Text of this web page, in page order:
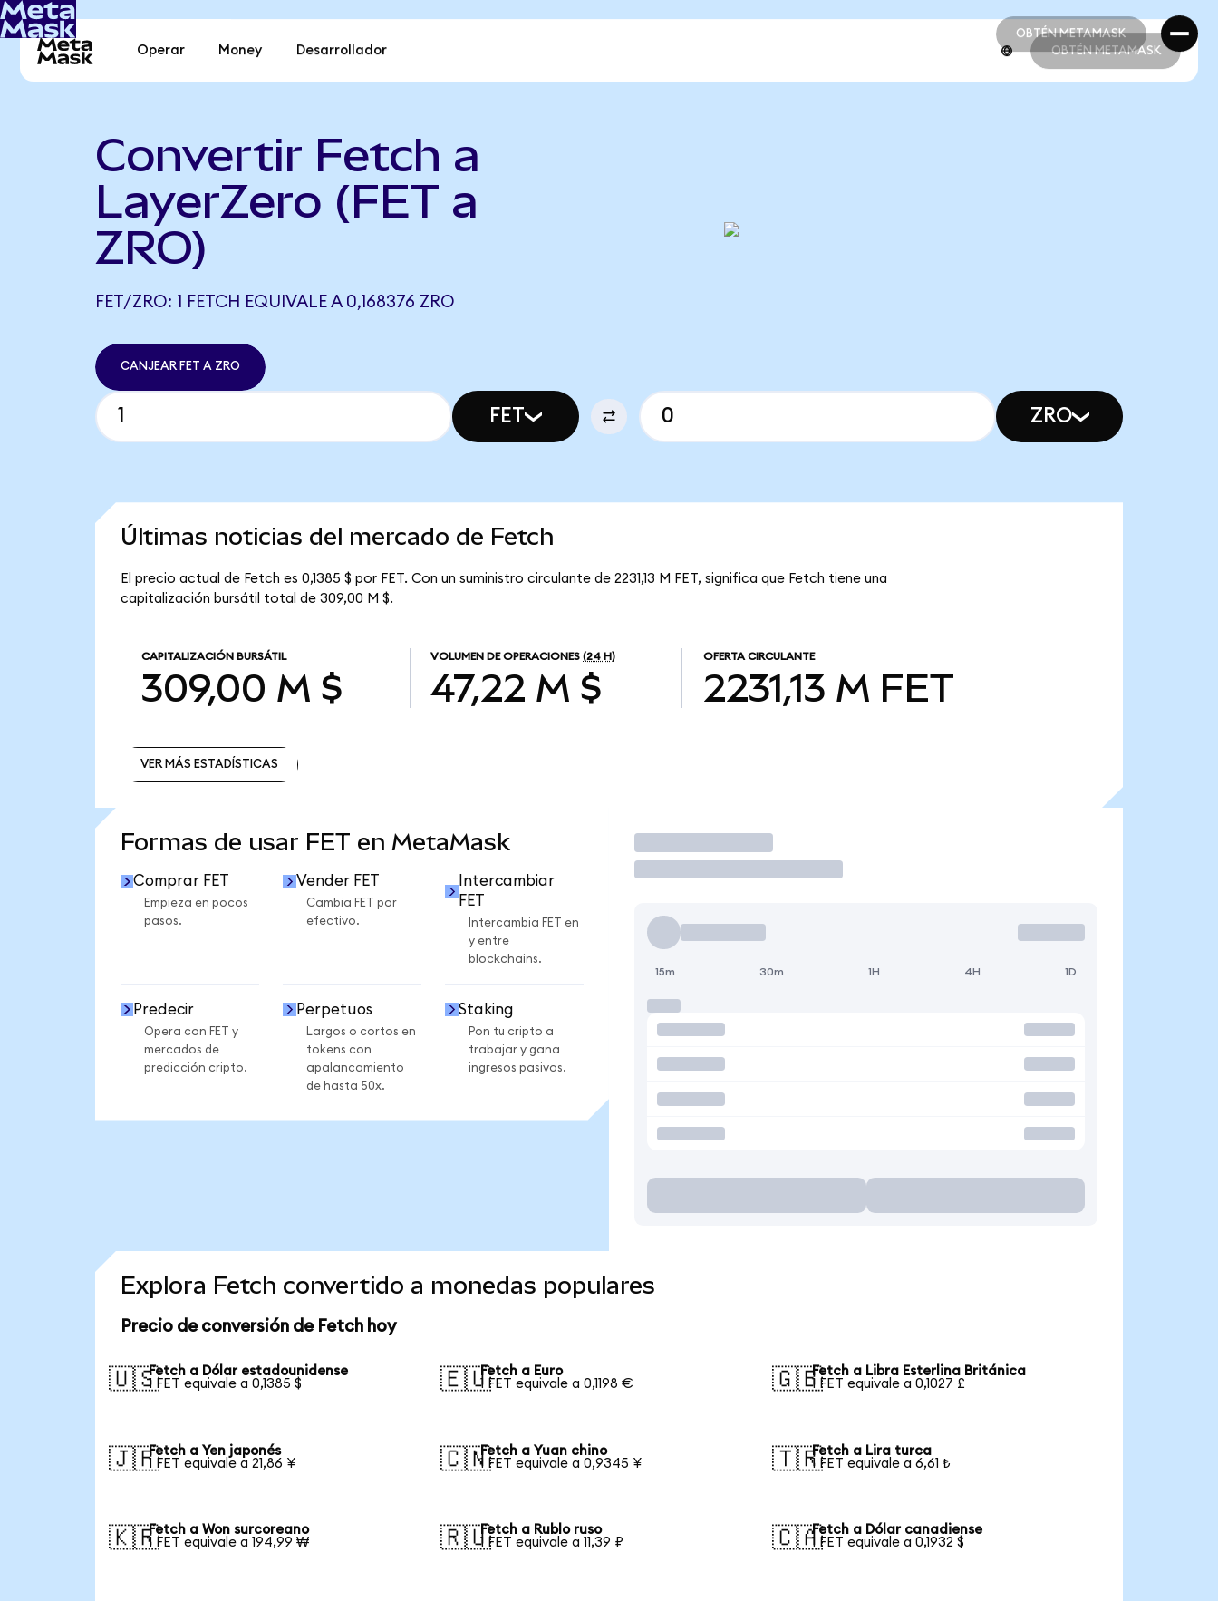
OBTÉN METAMASK
OBTÉN METAMASK
Operar Money Desarrollador OBTÉN METAMASK
Convertir Fetch a
LayerZero (FET a
ZRO)
FET/ZRO: 1 FETCH EQUIVALE A 0,168376 ZRO
CANJEAR FET A ZRO
FET ZRO
Últimas noticias del mercado de Fetch
El precio actual de Fetch es 0,1385 $ por FET. Con un suministro circulante de 2231,13 M FET, significa que Fetch tiene una
capitalización bursátil total de 309,00 M $.
CAPITALIZACIÓN BURSÁTIL
309,00 M $
VOLUMEN DE OPERACIONES (24 H)
47,22 M $
OFERTA CIRCULANTE
2231,13 M FET
VER MÁS ESTADÍSTICAS
Formas de usar FET en MetaMask
Comprar FET
Empieza en pocos
pasos.
Vender FET
Cambia FET por
efectivo.
Intercambiar
FET
Intercambia FET en
y entre
blockchains.
Predecir
Opera con FET y
mercados de
predicción cripto.
Perpetuos
Largos o cortos en
tokens con
apalancamiento
de hasta 50x.
Staking
Pon tu cripto a
trabajar y gana
ingresos pasivos.
Operar
15m 30m 1H 4H 1D
Explora Fetch convertido a monedas populares
Precio de conversión de Fetch hoy
🇺🇸Fetch a Dólar estadounidense
1 FET equivale a 0,1385 $
🇪🇺Fetch a Euro
1 FET equivale a 0,1198 €
🇬🇧Fetch a Libra Esterlina Británica
1 FET equivale a 0,1027 £
🇯🇵Fetch a Yen japonés
1 FET equivale a 21,86 ¥
🇨🇳Fetch a Yuan chino
1 FET equivale a 0,9345 ¥
🇹🇷Fetch a Lira turca
1 FET equivale a 6,61 ₺
🇰🇷Fetch a Won surcoreano
1 FET equivale a 194,99 ₩
🇷🇺Fetch a Rublo ruso
1 FET equivale a 11,39 ₽
🇨🇦Fetch a Dólar canadiense
1 FET equivale a 0,1932 $